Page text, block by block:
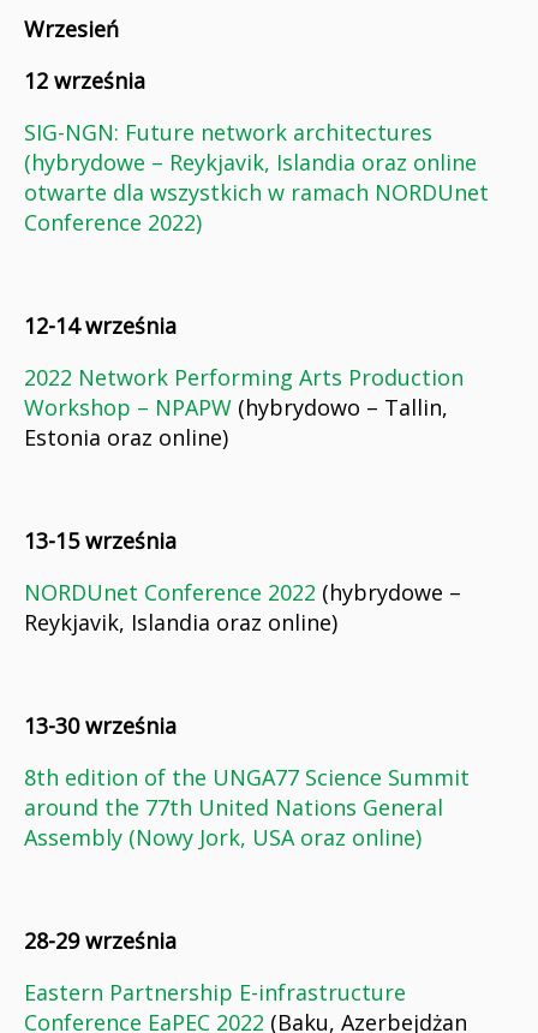
Wrzesień
12 września
SIG-NGN: Future network architectures
(hybrydowe – Reykjavik, Islandia oraz online
otwarte dla wszystkich w ramach NORDUnet
Conference 2022)
12-14 września
2022 Network Performing Arts Production
Workshop – NPAPW (hybrydowo – Tallin,
Estonia oraz online)
13-15 września
NORDUnet Conference 2022 (hybrydowe –
Reykjavik, Islandia oraz online)
13-30 września
8th edition of the UNGA77 Science Summit
around the 77th United Nations General
Assembly (Nowy Jork, USA oraz online)
28-29 września
Eastern Partnership E-infrastructure
Conference EaPEC 2022 (Baku, Azerbejdżan